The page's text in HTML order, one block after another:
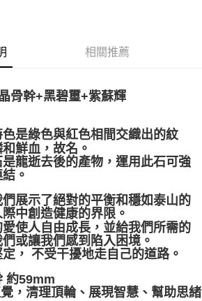
含以上)免運費
含以上)免運費
含以上)免運費
相關推薦
骨幹+黑碧璽+紫蘇輝
是綠色與紅色相間交織出的紋
鮮血，故名。
龍逝去後的產物，運用此石可強
。
展示了絕對的平衡和穩如泰山的
中創造健康的界限。
使人自由成長，並給我們所需的
或讓我們感到陷入困境。
， 不受干擾地走自己的道路。
約59mm
，清理頂輪、展現智慧、幫助思緒